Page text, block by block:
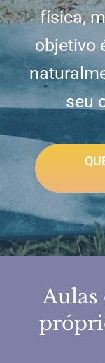
física,
objetivo
seu